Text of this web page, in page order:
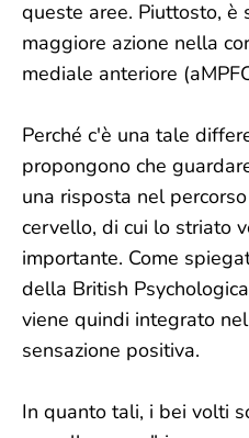
queste aree. Piuttosto, è
maggiore azione nella
mediale anteriore
Perché c'è una tale
propongono che
una risposta nel
cervello, di cui lo striato
importante. Come
della British
viene quindi integrato
sensazione positiva.
In quanto tali, i bei volti